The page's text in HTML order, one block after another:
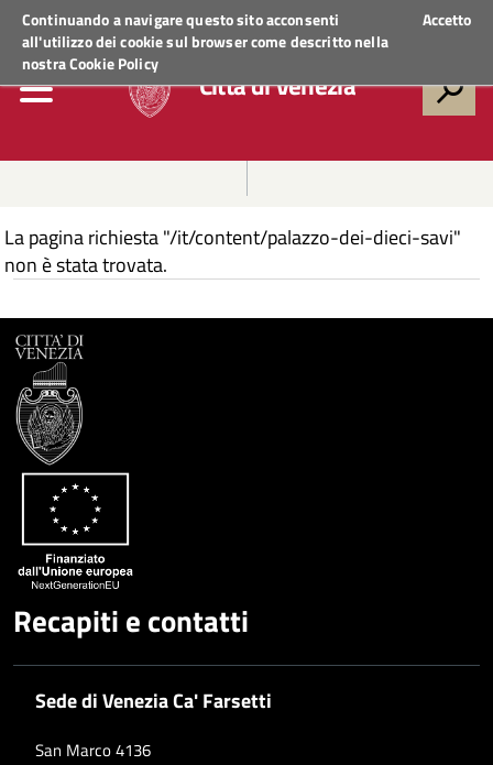
Continuando a navigare questo sito acconsenti
all'utilizzo dei cookie sul browser come descritto nella
nostraCookie Policy
Accetto
Regione VenetoACCEDI AI SERVIZI
Città di Venezia
La pagina richiesta "/it/content/palazzo-dei-dieci-savi"
non è stata trovata.
Recapiti e contatti
Sede di Venezia Ca' Farsetti
San Marco 4136